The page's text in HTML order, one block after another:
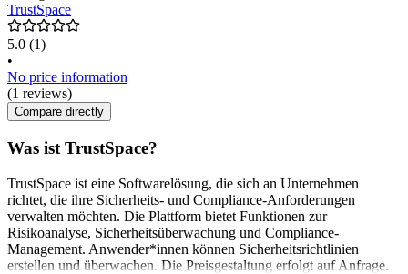
TrustSpace
5.0 (1)
•
No price information
(1 reviews)
Compare directly
Was ist TrustSpace?
TrustSpace ist eine Softwarelösung, die sich an Unternehmen
richtet, die ihre Sicherheits- und Compliance-Anforderungen
verwalten möchten. Die Plattform bietet Funktionen zur
Risikoanalyse, Sicherheitsüberwachung und Compliance-
Management. Anwender*innen können Sicherheitsrichtlinien
erstellen und überwachen. Die Preisgestaltung erfolgt auf Anfrage.